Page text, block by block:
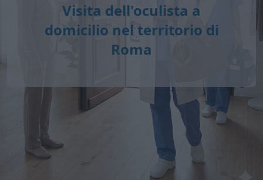
Visita dell'oculista a
domicilio nel territorio di
Roma